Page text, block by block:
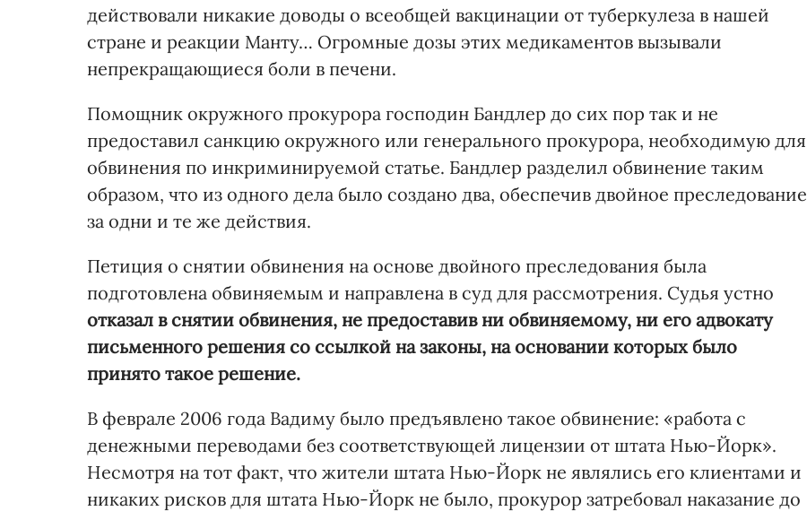
действовали никакие доводы о всеобщей вакцинации от туберкулеза в нашей
стране и реакции Манту… Огромные дозы этих медикаментов вызывали
непрекращающиеся боли в печени.
Помощник окружного прокурора господин Бандлер до сих пор так и не
предоставил санкцию окружного или генерального прокурора, необходимую для
обвинения по инкриминируемой статье. Бандлер разделил обвинение таким
образом, что из одного дела было создано два, обеспечив двойное преследование
за одни и те же действия.
Петиция о снятии обвинения на основе двойного преследования была
подготовлена обвиняемым и направлена в суд для рассмотрения. Судья устно
отказал в снятии обвинения, не предоставив ни обвиняемому, ни его адвокату
письменного решения со ссылкой на законы, на основании которых было
принято такое решение.
В феврале 2006 года Вадиму было предъявлено такое обвинение: «работа с
денежными переводами без соответствующей лицензии от штата Нью-Йорк».
Несмотря на тот факт, что жители штата Нью-Йорк не являлись его клиентами и
никаких рисков для штата Нью-Йорк не было, прокурор затребовал наказание до